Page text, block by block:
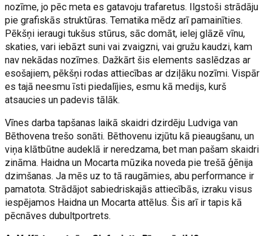
nozīme, jo pēc meta es gatavoju trafaretus. Ilgstoši strādāju
pie grafiskās struktūras. Tematika mēdz arī pamainīties.
Pēkšņi ieraugi tukšus stūrus, sāc domāt, ielej glāzē vīnu,
skaties, vari iebāzt suni vai zvaigzni, vai gružu kaudzi, kam
nav nekādas nozīmes. Dažkārt šis elements saslēdzas ar
esošajiem, pēkšņi rodas attiecības ar dziļāku nozīmi. Vispār
es tajā neesmu īsti piedalījies, esmu kā medijs, kurš
atsaucies un padevis tālāk.
Vīnes darba tapšanas laikā skaidri dzirdēju Ludviga van
Bēthovena trešo sonāti. Bēthovenu izjūtu kā pieaugšanu, un
viņa klātbūtne audeklā ir neredzama, bet man pašam skaidri
zināma. Haidna un Mocarta mūzika noveda pie trešā ģēnija
dzimšanas. Ja mēs uz to tā raugāmies, abu performance ir
pamatota. Strādājot sabiedriskajās attiecībās, izraku visus
iespējamos Haidna un Mocarta attēlus. Šis arī ir tapis kā
pēcnāves dubultportrets.